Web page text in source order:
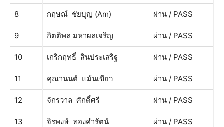
8 กฤษณ์ ชัยบุญ (Am) ผ่าน / PASS
9 กิตติพล มหาผลเจริญ ผ่าน / PASS
10 เกริกฤทธิ์ สินประเสริฐ ผ่าน / PASS
11 คุณานนต์ แม้นเขียว ผ่าน / PASS
12 จักรวาล ศักดิ์ศรี ผ่าน / PASS
13 จิรพงษ์ ทองคำรัตน์ ผ่าน / PASS